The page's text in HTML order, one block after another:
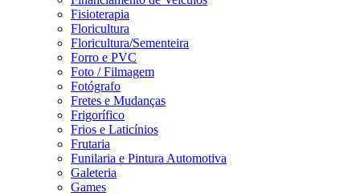
Fisioterapia
Floricultura
Floricultura/Sementeira
Forro e PVC
Foto / Filmagem
Fotógrafo
Fretes e Mudanças
Frigorífico
Frios e Laticínios
Frutaria
Funilaria e Pintura Automotiva
Galeteria
Games